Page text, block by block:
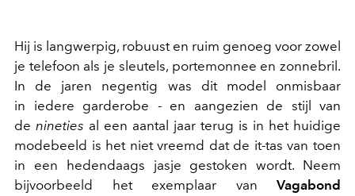
Hij is langwerpig, robuust en ruim genoeg voor zowel
je telefoon als je sleutels, portemonnee en zonnebril.
In de jaren negentig was dit model onmisbaar
in iedere garderobe - en aangezien de stijl van
de nineties al een aantal jaar terug is in het huidige
modebeeld is het niet vreemd dat de it-tas van toen
in een hedendaags jasje gestoken wordt. Neem
bijvoorbeeld het exemplaar van Vagabond